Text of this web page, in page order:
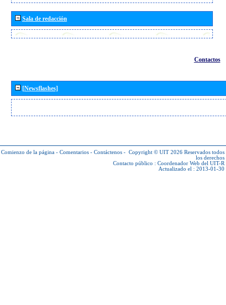
Sala de redacción
Contactos
[Newsflashes]
Comienzo de la página - Comentarios - Contáctenos - Copyright © UIT 2026 Reservados todos
los derechos
Contacto público : Coordenador Web del UIT-R
Actualizado el : 2013-01-30